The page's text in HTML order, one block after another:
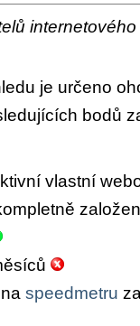
je určeno
bodů
vlastní
speedmetru